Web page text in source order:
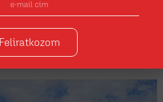
bírálat szakmai zsűrije hat helyi
különleges tétel palackozását. A 2024-es
régió szerte elérhetők lesznek, a
Feliratkozom